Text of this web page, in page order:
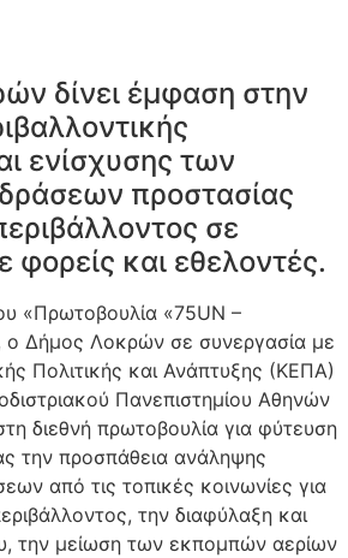
δίνει έμφαση στην
ενίσχυσης των
προστασίας
σε
φορείς και εθελοντές.
«Πρωτοβουλία «75UN –
ο Δήμος Λοκρών σε συνεργασία με
Πολιτικής και Ανάπτυξης (ΚΕΠΑ)
Πανεπιστημίου Αθηνών
διεθνή πρωτοβουλία για φύτευση
την προσπάθεια ανάληψης
από τις τοπικές κοινωνίες για
την διαφύλαξη και
την μείωση των εκπομπών αερίων